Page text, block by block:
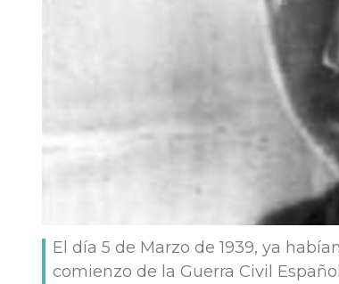
El día 5 de Marzo de 1939, ya
comienzo de la Guerra Civil